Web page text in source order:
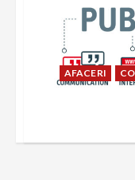
AFACERI